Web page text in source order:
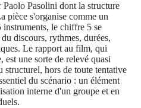
Pasolini dont la structure
pièce s'organise comme un
instruments, le chiffre 5 se
discours, rythmes, durées,
Le rapport au film, qui
une sorte de relevé quasi
structurel, hors de toute tentative
du scénario : un élément
interne d'un groupe et en